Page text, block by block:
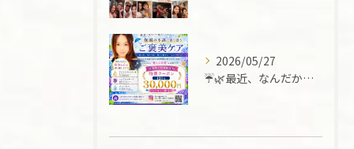
2026/05/27
☔️🌿最近、なんだか疲れていませんか？🌿☔️